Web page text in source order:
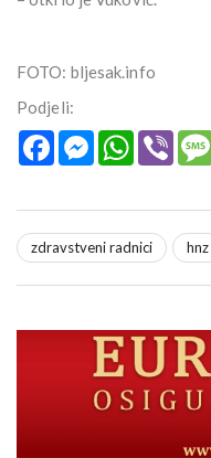
FOTO: bljesak.info
Podjeli:
FacebookMessengerWhatsApp
Viber
zdravstveni radnici hnz